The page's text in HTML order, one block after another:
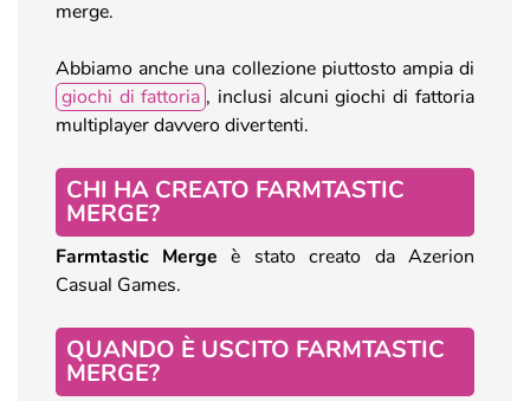
merge.
Abbiamo anche una collezione piuttosto ampia di
giochi di fattoria , inclusi alcuni giochi di fattoria
multiplayer davvero divertenti.
CHI HA CREATO FARMTASTIC
MERGE?
Farmtastic Merge è stato creato da Azerion
Casual Games.
QUANDO È USCITO FARMTASTIC
MERGE?